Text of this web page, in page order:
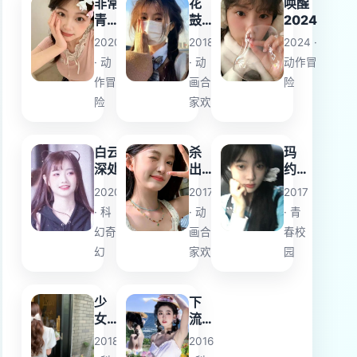
青春
期
2020
· 动
作冒
险
鼓
情
2018
· 动
画合
家欢
2024
2024 ·
动作冒
险
白云
深处
2020
· 科
幻奇
幻
杀
出
集
营
2017
· 动
画合
家欢
玛
约
莉·
普
莱
姆
2017
· 青
春校
园
少
女
青
春
2018
下
流
祖
父
2016